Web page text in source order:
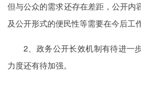
但与公众的需求还存在差距，公开内
及公开形式的便民性等需要在今后工
2、政务公开长效机制有待进一
力度还有待加强。